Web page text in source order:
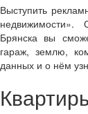
Выступить
недвижимости».
Брянска вы
гараж, землю,
данных и о нём